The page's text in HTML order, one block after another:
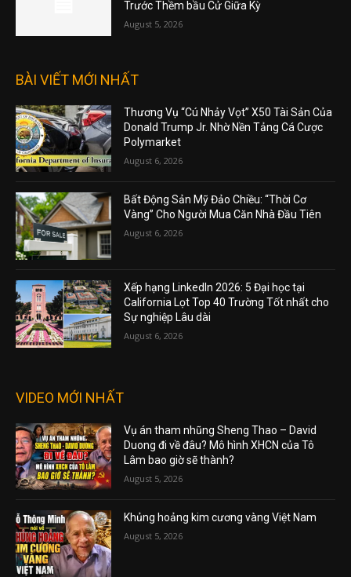
Trước Thềm bầu Cử Giữa Kỳ
August 5, 2026
BÀI VIẾT MỚI NHẤT
Thương Vụ “Cú Nhảy Vọt” X50 Tài Sản Của
Donald Trump Jr. Nhờ Nền Tảng Cá Cược
Polymarket
August 6, 2026
Bất Động Sản Mỹ Đảo Chiều: “Thời Cơ
Vàng” Cho Người Mua Căn Nhà Đầu Tiên
August 6, 2026
Xếp hạng LinkedIn 2026: 5 Đại học tại
California Lọt Top 40 Trường Tốt nhất cho
Sự nghiệp Lâu dài
August 6, 2026
VIDEO MỚI NHẤT
Vụ án tham nhũng Sheng Thao – David
Duong đi về đâu? Mô hình XHCN của Tô
Lâm bao giờ sẽ thành?
August 5, 2026
Khủng hoảng kim cương vàng Việt Nam
August 5, 2026